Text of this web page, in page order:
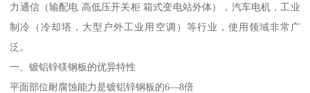
力通信（输配电 高低压开关柜 箱式变电站外体），汽车电机，工业
制冷（冷却塔，大型户外工业用空调）等行业，使用领域非常广
泛。
一、镀铝锌镁钢板的优异特性
平面部位耐腐蚀能力是镀铝锌钢板的6—8倍